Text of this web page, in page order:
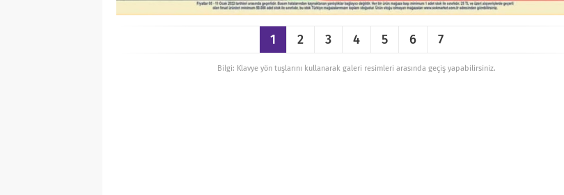
1 2 3 4 5 6 7
Bilgi: Klavye yön tuşlarını kullanarak galeri resimleri arasında geçiş yapabilirsiniz.